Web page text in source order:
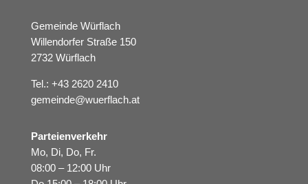
Gemeinde Würflach
Willendorfer Straße 150
2732 Würflach
Tel.: +43 2620 2410
gemeinde@wuerflach.at
Parteienverkehr
Mo, Di, Do, Fr.
08:00 – 12:00 Uhr